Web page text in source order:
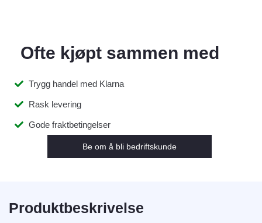
Ofte kjøpt sammen med
Trygg handel med Klarna
Rask levering
Gode fraktbetingelser
Be om å bli bedriftskunde
Produktbeskrivelse